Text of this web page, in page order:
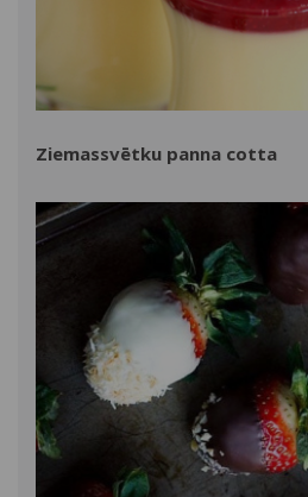
Ziemassvētku panna cotta